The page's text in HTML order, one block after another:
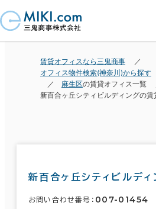
賃貸オフィスなら三鬼商事
オフィス物件検索(神奈川)から探す
麻生区の賃貸オフィス一覧
新百合ヶ丘シティビルディングの賃
新百合ヶ丘シティビルディ
お問い合わせ番号： 007-01454